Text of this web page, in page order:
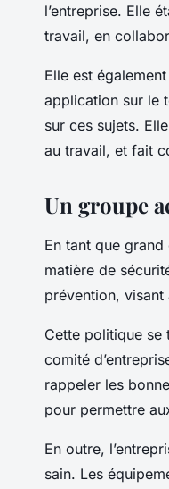
l’entreprise. Elle
travail, en
Elle est
application sur le
sur ces sujets.
au travail, et fait
Un groupe
En tant que
matière de
prévention,
Cette politique se
comité
rappeler les
pour permettre
En outre,
sain. Les